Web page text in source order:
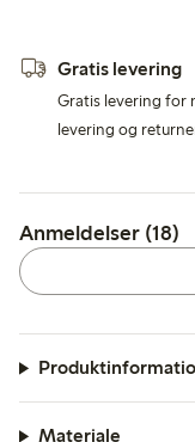
Gratis levering
Gratis levering for
levering og
Anmeldelser (18)
Materiale